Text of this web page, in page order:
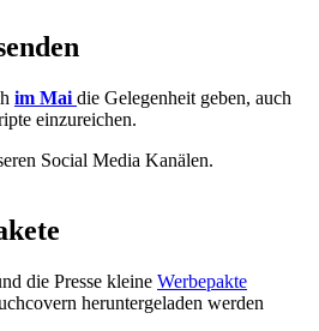
im Mai die Gelegenheit geben, auch
einzureichen.
Social Media Kanälen.
die Presse kleine Werbepakte
heruntergeladen werden